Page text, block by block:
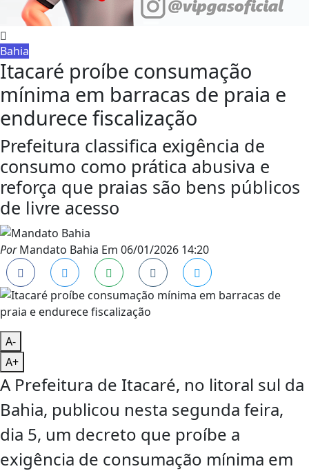
Bahia
Itacaré proíbe consumação
mínima em barracas de praia e
endurece fiscalização
Prefeitura classifica exigência de
consumo como prática abusiva e
reforça que praias são bens públicos
de livre acesso
PorMandato Bahia Em 06/01/2026 14:20
A-
A+
A Prefeitura de Itacaré, no litoral sul da
Bahia, publicou nesta segunda feira,
dia 5, um decreto que proíbe a
exigência de consumação mínima em